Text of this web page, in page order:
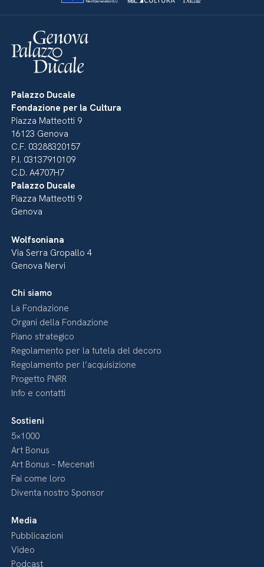
Palazzo Ducale
Fondazione per la Cultura
Piazza Matteotti 9
16123 Genova
C.F. 03288320157
P.I. 03137910109
C.D. A4707H7
Palazzo Ducale
Piazza Matteotti 9
Genova
Wolfsoniana
Via Serra Gropallo 4
Genova Nervi
Chi siamo
La Fondazione
Organi della Fondazione
Piano strategico
Regolamento per la tutela del decoro
Regolamento per l’acquisizione
Progetto PNRR
Info e contatti
Sostieni
5×1000
Art Bonus
Art Bonus – Mecenati
Fai come loro
Diventa nostro Sponsor
Media
Pubblicazioni
Video
Podcast